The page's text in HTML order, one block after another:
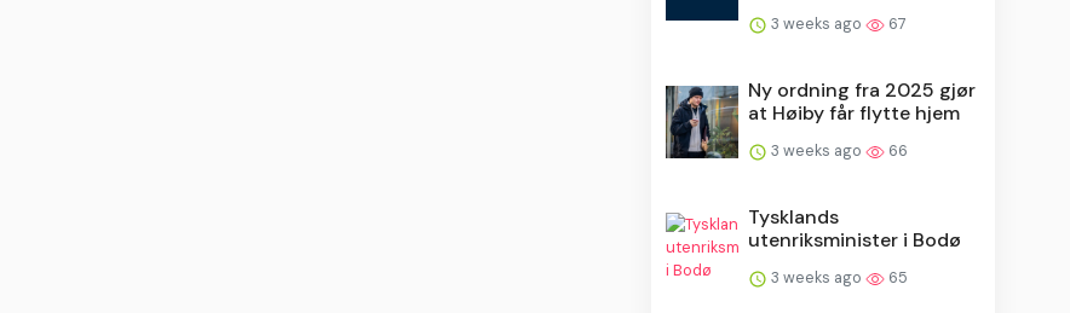
3 weeks ago 67
Ny ordning fra 2025 gjør
at Høiby får flytte hjem
3 weeks ago 66
Tysklands
utenriksminister i Bodø
3 weeks ago 65